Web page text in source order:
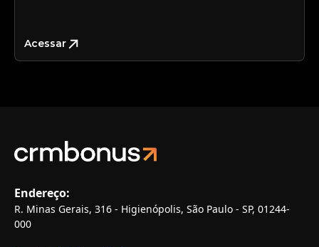
Acessar
Endereço:
R. Minas Gerais, 316 - Higienópolis, São Paulo - SP, 01244-
000